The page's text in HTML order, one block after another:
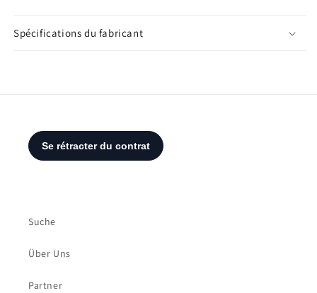
Spécifications du fabricant
Suche
Über Uns
Partner